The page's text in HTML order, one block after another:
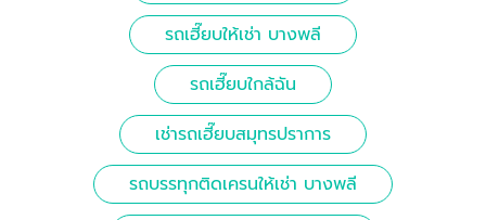
รถเฮี๊ยบให้เช่า บางพลี
รถเฮี๊ยบใกล้ฉัน
เช่ารถเฮี๊ยบสมุทรปราการ
รถบรรทุกติดเครนให้เช่า บางพลี